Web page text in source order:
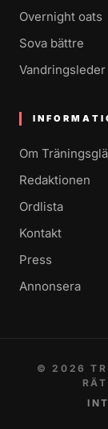
Overnight oats
Sova bättre
Om
Redaktionen
Ordlista
Kontakt
Press
Annonsera
© 2026